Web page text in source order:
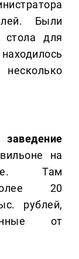
Были
для
на
Там
20
рублей,
от